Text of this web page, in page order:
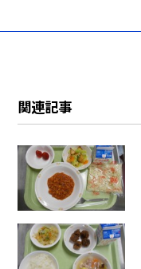
関連記事